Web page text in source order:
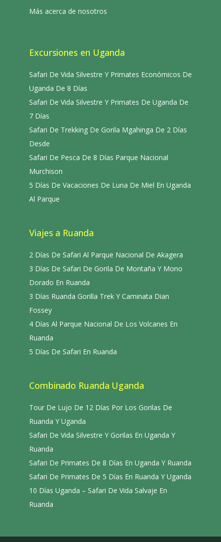
Más acerca de nosotros
Excursiones en Uganda
Safari De Vida Silvestre Y Primates Económicos De
Uganda De 8 Días
Safari De Vida Silvestre Y Primates De Uganda De
7 Días
Safari De Trekking De Gorila Mgahinga De 2 Días
Desde
Safari De Pesca De 8 Días Parque Nacional
Murchison
5 Días De Vacaciones De Luna De Miel En Uganda
Al Parque
Viajes a Ruanda
2 Días De Safari Al Parque Nacional De Akagera
3 Días De Safari De Gorila De Montaña Y Mono
Dorado En Ruanda
3 Días Ruanda Gorilla Trek Y Caminata Dian
Fossey
4 Días Al Parque Nacional De Los Volcanes En
Ruanda
5 Días De Safari En Ruanda
Combinado Ruanda Uganda
Tour De Lujo De 12 Días Por Los Gorilas De
Ruanda Y Uganda
Safari De Vida Silvestre Y Gorilas En Uganda Y
Ruanda
Safari De Primates De 8 Días En Uganda Y Ruanda
Safari De Primates De 5 Días En Ruanda Y Uganda
10 Días Uganda – Safari De Vida Salvaje En
Ruanda